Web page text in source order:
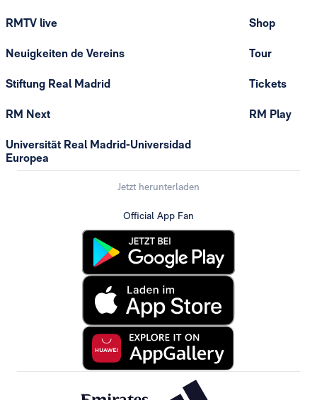
RMTV live
Neuigkeiten de Vereins
Stiftung Real Madrid
RM Next
Universität Real Madrid-Universidad
Europea
Shop
Tour
Tickets
RM Play
Jetzt herunterladen
Official App Fan